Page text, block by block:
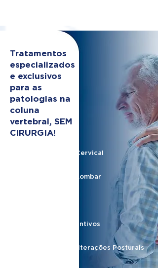
Tratamentos
especializados
e exclusivos
para as
patologias na
coluna
vertebral, SEM
CIRURGIA!
Hérnia de Disco Cervical
Hérnia de Disco Lombar
Protocolos Preventivos
Protocolo para Alterações Posturais